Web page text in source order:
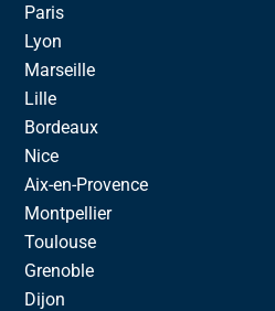
Paris
Lyon
Marseille
Lille
Bordeaux
Nice
Aix-en-Provence
Montpellier
Toulouse
Grenoble
Dijon